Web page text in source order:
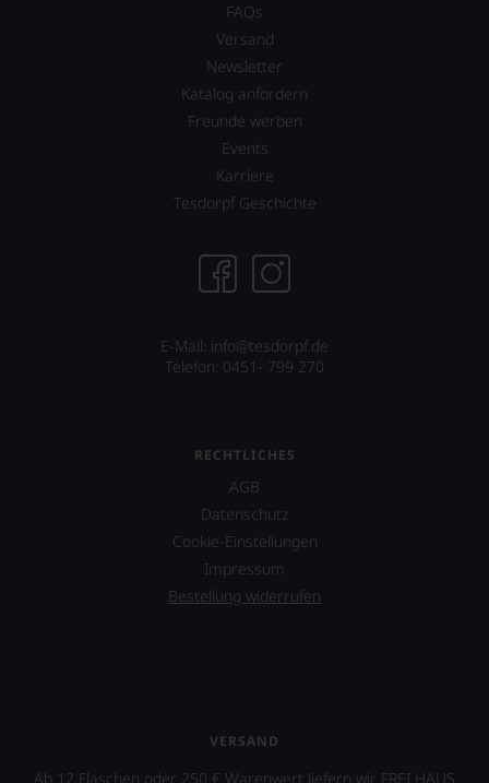
FAQs
Versand
Newsletter
Katalog anfordern
Freunde werben
Events
Karriere
Tesdorpf Geschichte
E-Mail: info@tesdorpf.de
Telefon: 0451- 799 270
RECHTLICHES
AGB
Datenschutz
Cookie-Einstellungen
Impressum
Bestellung widerrufen
VERSAND
Ab 12 Flaschen oder 250 € Warenwert liefern wir FREI HAUS